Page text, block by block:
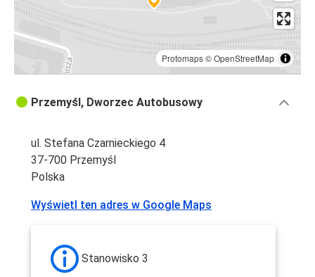
Protomaps©OpenStreetMap
Przemyśl, Dworzec Autobusowy
ul. Stefana Czarnieckiego 4
37-700 Przemyśl
Polska
Wyświetl ten adres w Google Maps
Stanowisko 3